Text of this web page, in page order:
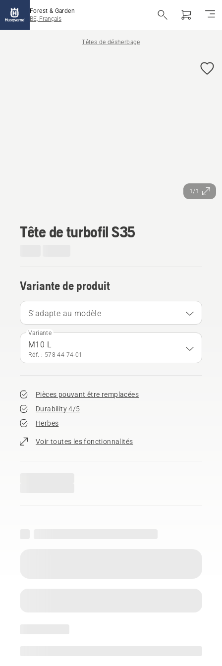
Forest & Garden
BE, Français
Têtes de désherbage
1/1
Tête de turbofil S35
Variante de produit
S'adapte au modèle
Variante
M10 L
Réf. : 578 44 74‑01
Pièces pouvant être remplacées
Durability 4/5
Herbes
Voir toutes les fonctionnalités